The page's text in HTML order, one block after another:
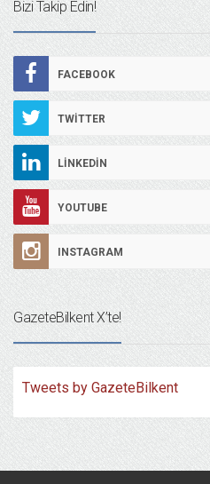
Bizi Takip Edin!
FACEBOOK
TWITTER
LINKEDIN
YOUTUBE
INSTAGRAM
GazeteBilkent X’te!
Tweets by GazeteBilkent